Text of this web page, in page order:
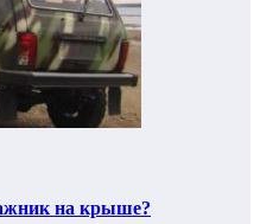
на крыше?